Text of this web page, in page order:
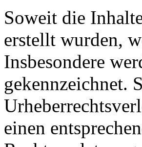
Soweit die
erstellt wurden,
Insbesondere
gekennzeichnet.
einen